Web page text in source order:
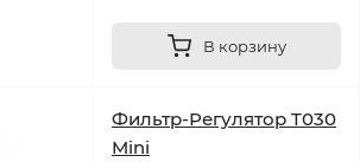
В корзину
Фильтр-Регулятор T030
Mini